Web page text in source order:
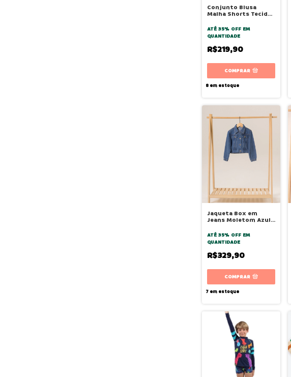
Conjunto Blusa
Malha Shorts Tecido
ATÉ 35% OFF EM
QUANTIDADE
R$219,90
COMPRAR
8em estoque
Jaqueta Box em
Jeans Moletom Azul
ATÉ 35% OFF EM
QUANTIDADE
R$329,90
COMPRAR
7em estoque